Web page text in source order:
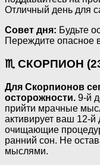
Отличный день для
Совет дня: Будьте
Переждите опасное
♏ СКОРПИОН
Для Скорпионов
осторожности. 9-й
прийти мрачные
активирует ваш 12-
очищающие
ранний сон. Не
мыслями.